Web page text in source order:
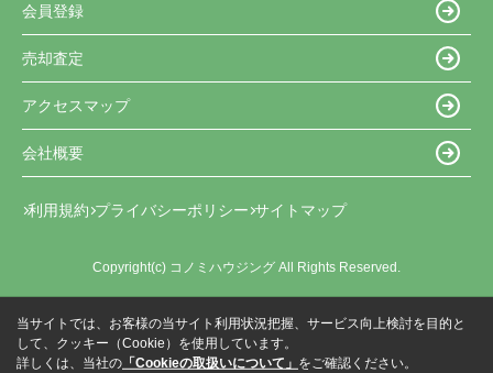
会員登録
売却査定
アクセスマップ
会社概要
利用規約 プライバシーポリシー サイトマップ
Copyright(c) コノミハウジング All Rights Reserved.
当サイトでは、お客様の当サイト利用状況把握、サービス向上検討を目的と
して、クッキー（Cookie）を使用しています。
詳しくは、当社の 「Cookieの取扱いについて」 をご確認ください。